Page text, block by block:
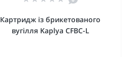
Картридж із брикетованого
вугілля Kaplya CFBC-L